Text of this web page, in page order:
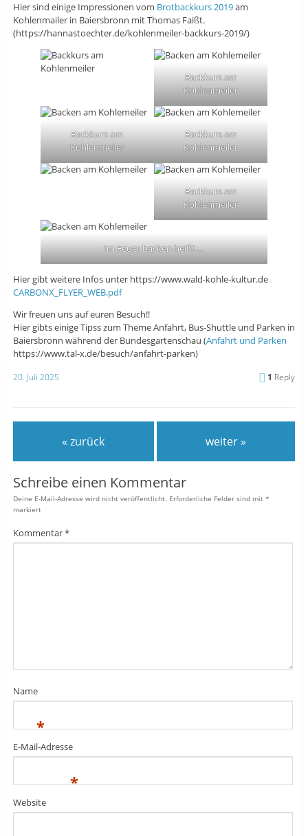
Hier sind einige Impressionen vom Brotbackkurs 2019am
Kohlenmailer in Baiersbronn mit Thomas Faißt.
(https://hannastoechter.de/kohlenmeiler-backkurs-2019/)
Backkurs am
Kohlenmeiler
Backkurs am
Kohlenmeiler
Backkurs am
Kohlenmeiler
Backkurs am
Kohlenmeiler
Im Feuer backen heißt….
Hier gibt weitere Infos unter https://www.wald-kohle-kultur.de
CARBONX_FLYER_WEB.pdf
Wir freuen uns auf euren Besuch!!
Hier gibts einige Tipss zum Theme Anfahrt, Bus-Shuttle und Parken in
Baiersbronn während der Bundesgartenschau (Anfahrt und Parken
https://www.tal-x.de/besuch/anfahrt-parken)
20. Juli 2025 1 Reply
« zurück weiter »
Schreibe einen Kommentar
Deine E-Mail-Adresse wird nicht veröffentlicht. Erforderliche Felder sind mit *
markiert
Kommentar*
Name
*
E-Mail-Adresse
*
Website